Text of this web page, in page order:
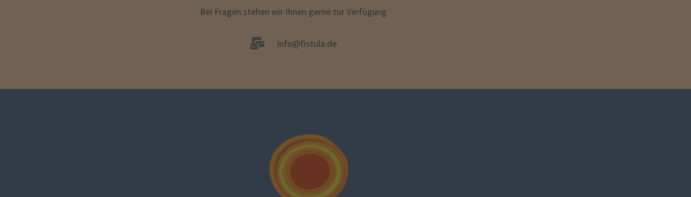
Bei Fragen stehen wir Ihnen gerne zur Verfügung
info@fistula.de